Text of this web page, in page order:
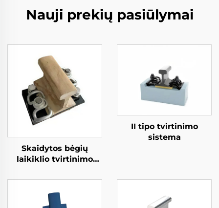
Nauji prekių pasiūlymai
Skaidytos bėgių
laikiklio tvirtinimo
II tipo tvirtinimo
sistema